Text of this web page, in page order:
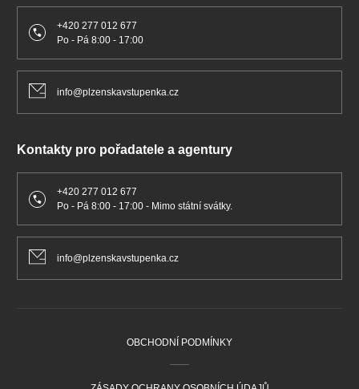
+420 277 012 677
Po - Pá 8:00 - 17:00
info@plzenskavstupenka.cz
Kontakty pro pořadatele a agentury
+420 277 012 677
Po - Pá 8:00 - 17:00 - Mimo státní svátky.
info@plzenskavstupenka.cz
OBCHODNÍ PODMÍNKY